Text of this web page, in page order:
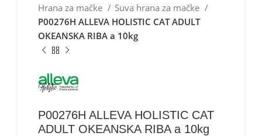
Hrana za mačke
Suva hrana za mačke
P00276H ALLEVA HOLISTIC CAT ADULT
OKEANSKA RIBA a 10kg
P00276H ALLEVA HOLISTIC CAT
ADULT OKEANSKA RIBA a 10kg